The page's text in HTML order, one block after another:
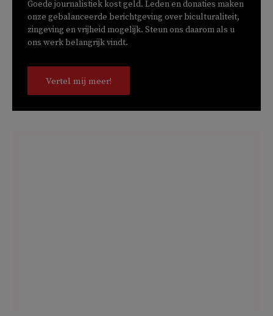
Goede journalistiek kost geld. Leden en donaties maken
onze gebalanceerde berichtgeving over biculturaliteit,
zingeving en vrijheid mogelijk. Steun ons daarom als u
ons werk belangrijk vindt.
Vertel mij meer!